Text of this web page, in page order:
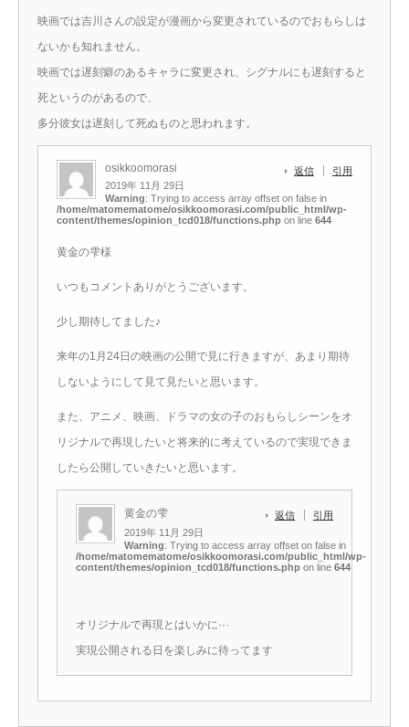
映画では吉川さんの設定が漫画から変更されているのでおもらしは
ないかも知れません。
映画では遅刻癖のあるキャラに変更され、シグナルにも遅刻すると
死というのがあるので、
多分彼女は遅刻して死ぬものと思われます。
osikkoomorasi
2019年 11月 29日
Warning: Trying to access array offset on false in
/home/matomematome/osikkoomorasi.com/public_html/wp-
content/themes/opinion_tcd018/functions.php on line 644
返信 引用
黄金の雫様
いつもコメントありがとうございます。
少し期待してました♪
来年の1月24日の映画の公開で見に行きますが、あまり期待
しないようにして見て見たいと思います。
また、アニメ、映画、ドラマの女の子のおもらしシーンをオ
リジナルで再現したいと将来的に考えているので実現できま
したら公開していきたいと思います。
黄金の雫
2019年 11月 29日
Warning: Trying to access array offset on false in
/home/matomematome/osikkoomorasi.com/public_html/wp-
content/themes/opinion_tcd018/functions.php on line 644
返信 引用
オリジナルで再現とはいかに···
実現公開される日を楽しみに待ってます